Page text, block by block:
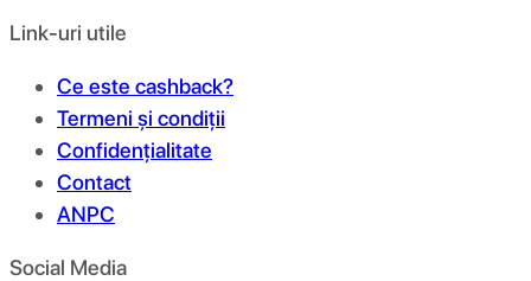
Link-uri utile
Ce este cashback?
Termeni și condiții
Confidențialitate
Contact
ANPC
Social Media